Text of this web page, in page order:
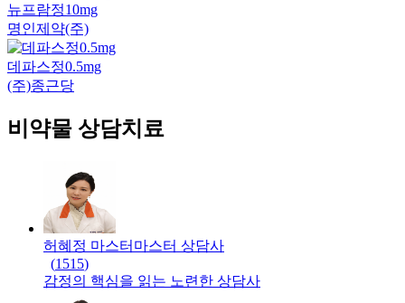
뉴프람정10mg
명인제약(주)
데파스정0.5mg
(주)종근당
비약물 상담치료
허혜정 마스터 마스터 상담사
(1515)
감정의 핵심을 읽는 노련한 상담사